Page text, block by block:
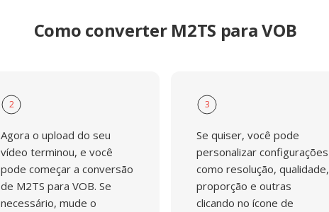
Como converter M2TS para VOB
2
Agora o upload do seu
vídeo terminou, e você
pode começar a conversão
de M2TS para VOB. Se
necessário, mude o
3
Se quiser, você pode
personalizar configurações
como resolução, qualidade,
proporção e outras
clicando no ícone de